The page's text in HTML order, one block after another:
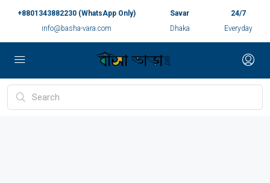
+8801343882230 (WhatsApp Only)
info@basha-vara.com
Savar
Dhaka
24/7
Everyday